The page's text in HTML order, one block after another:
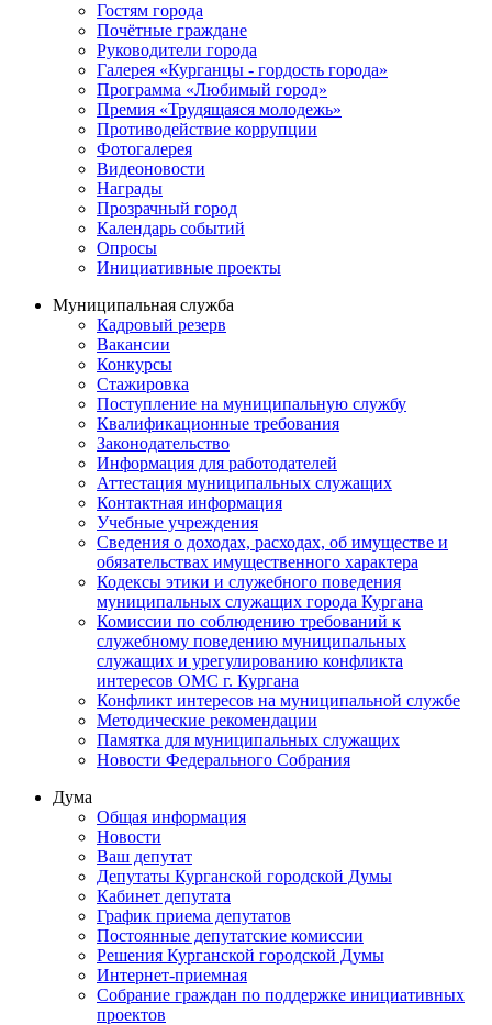
Гостям города
Почётные граждане
Руководители города
Галерея «Курганцы - гордость города»
Программа «Любимый город»
Премия «Трудящаяся молодежь»
Противодействие коррупции
Фотогалерея
Видеоновости
Награды
Прозрачный город
Календарь событий
Опросы
Инициативные проекты
Муниципальная служба
Кадровый резерв
Вакансии
Конкурсы
Стажировка
Поступление на муниципальную службу
Квалификационные требования
Законодательство
Информация для работодателей
Аттестация муниципальных служащих
Контактная информация
Учебные учреждения
Сведения о доходах, расходах, об имуществе и
обязательствах имущественного характера
Кодексы этики и служебного поведения
муниципальных служащих города Кургана
Комиссии по соблюдению требований к
служебному поведению муниципальных
служащих и урегулированию конфликта
интересов ОМС г. Кургана
Конфликт интересов на муниципальной службе
Методические рекомендации
Памятка для муниципальных служащих
Новости Федерального Cобрания
Дума
Общая информация
Новости
Ваш депутат
Депутаты Курганской городской Думы
Кабинет депутата
График приема депутатов
Постоянные депутатские комиссии
Решения Курганской городской Думы
Интернет-приемная
Собрание граждан по поддержке инициативных
проектов